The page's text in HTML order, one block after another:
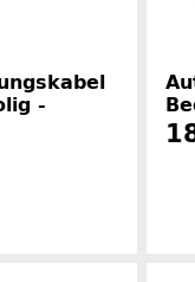
-